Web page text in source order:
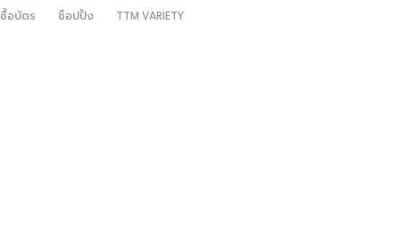
ซื้อบัตร ช็อปปิ้ง TTM VARIETY